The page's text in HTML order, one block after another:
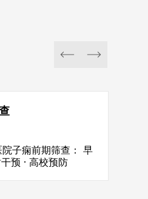
子痫前期筛查： 早
预 · 高校预防